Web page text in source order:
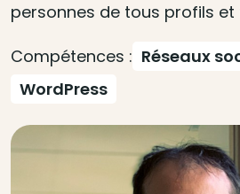
personnes de tous profils et
Compétences : Réseaux
WordPress